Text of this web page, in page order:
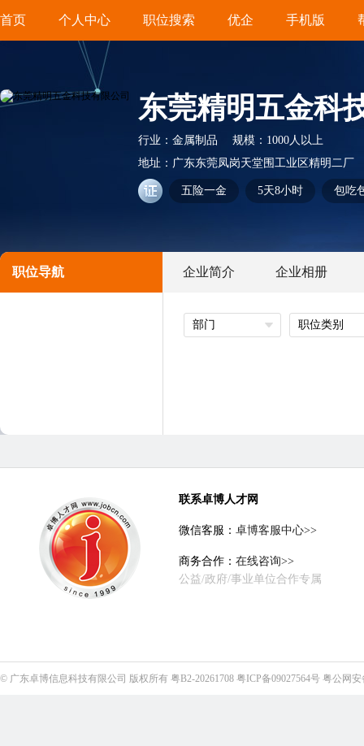
首页 个人中心 职位搜索 优企 手机版
东莞精明五金科
行业： 金属制品 规模： 1000人以上
地址： 广东东莞凤岗天堂围工业区精明二厂
五险一金 5天8小时 包吃
职位导航 企业简介 企业相册
部门 职位类别
联系卓博人才网
微信客服： 卓博客服中心>>
商务合作： 在线咨询>>
公益/政府/事业单位合作专属
© 广东卓博信息科技有限公司 版权所有 粤B2-20261708 粤ICP备09027564号 粤公网安